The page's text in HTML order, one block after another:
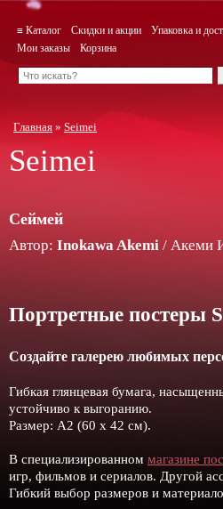
≡ Каталог Скидки и акции Упаковка и
Мои заказы
Корзина
Главная » Seimei
Seimei
Сеймей
Автор: Inokawa Akemi / Акеми
Портретные постеры
Создайте галерею любимых
Гибкая глянцевая бумага,
устойчиво к выгоранию.
Размер: А2 (60 х 42 см).
В специализированном магазине
игр, фильмов и сериалов. Другой
Гибкий выбор размеров и